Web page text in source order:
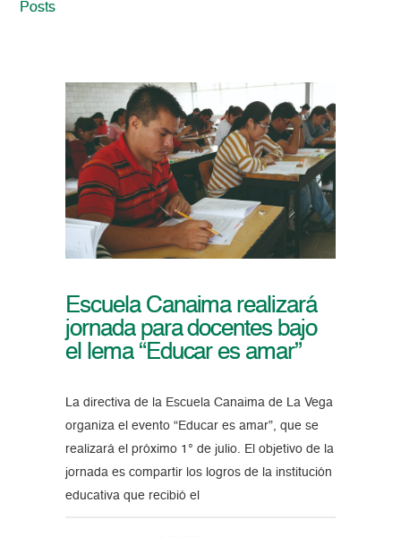
Posts
Escuela Canaima realizará
jornada para docentes bajo
el lema “Educar es amar”
La directiva de la Escuela Canaima de La Vega
organiza el evento “Educar es amar”, que se
realizará el próximo 1° de julio. El objetivo de la
jornada es compartir los logros de la institución
educativa que recibió el